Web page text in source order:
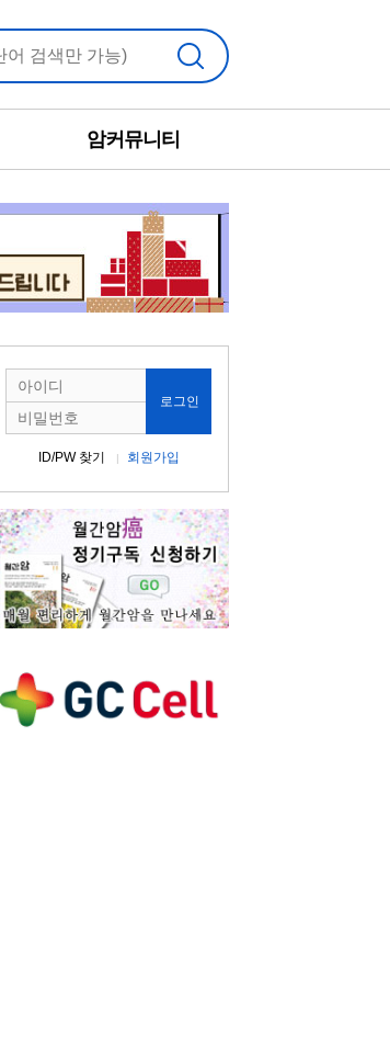
검색
암커뮤니티
로그인
ID/PW 찾기 회원가입